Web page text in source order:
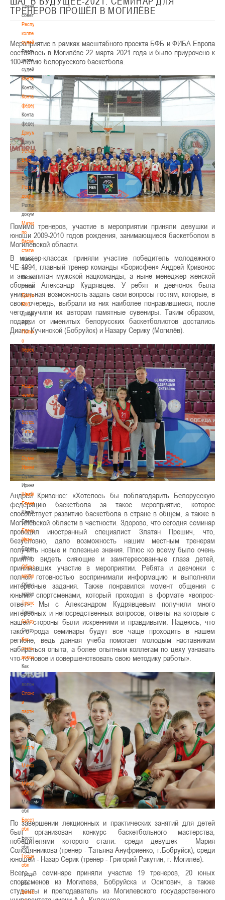
Тренерский
совет
Республиканская
коллегия
судей
Республиканская
коллегия
судей
Контакты
Контакты
Контакты
федерации
Контакты
федерации
Документы
Документы
Устав
БФБ
Устав
БФБ
Регламентирующие
документы
Регламентирующие
документы
Материалы
по
баскетбольной
статистике
Материалы
по
баскетбольной
статистике
Документы
РКС
Документы
РКС
Положение
о
переходах
Положение
о
переходах
Наши
чемпионы
Наши
чемпионы
Белошапко
Татьяна
Белошапко
Татьяна
Сумникова
Ирина
Сумникова
Ирина
Швайбович
Елена
Швайбович
Елена
Едешко
Иван
Едешко
Иван
Обучающие
материалы
Обучающие
материалы
Тренерам
Тренерам
Сотрудничество
Сотрудничество
Как
стать
волонтером
Как
стать
волонтером
Спонсоры
и
партнеры
Спонсоры
и
партнеры
Школы
Школы
Минск
Минск
Минская
обл
Минская
обл
Брестская
обл
Брестская
обл
Гродненская
обл
Гродненская
обл
Витебская
ТРЕНЕРОВ ПРОШЁЛ В МОГИЛЁВЕ
Мероприятие в рамках масштабного проекта БФБ и ФИБА Европа
состоялось в Могилёве 22 марта 2021 года и было приурочено к
100-летию белорусского баскетбола.
Помимо тренеров, участие в мероприятии приняли девушки и
юноши 2009-2010 годов рождения, занимающиеся баскетболом в
Могилевской области.
В мастер-классах приняли участие победитель молодежного
ЧЕ-1994, главный тренер команды «Борисфен» Андрей Кривонос
и экс-капитан мужской нацкоманды, а ныне менеджер женской
сборной Александр Кудрявцев. У ребят и девчонок была
уникальная возможность задать свои вопросы гостям, которые, в
свою очередь, выбрали из них наиболее понравившиеся, после
чего вручили их авторам памятные сувениры. Таким образом,
подарки от именитых белорусских баскетболистов достались
Диане Кучинской (Бобруйск) и Назару Серику (Могилёв).
Андрей Кривонос: «Хотелось бы поблагодарить Белорусскую
федерацию баскетбола за такое мероприятие, которое
способствует развитию баскетбола в стране в общем, а также в
Могилёвской области в частности. Здорово, что сегодня семинар
проводил иностранный специалист Златан Прешич, что,
безусловно, дало возможность нашим местным тренерам
получить новые и полезные знания. Плюс ко всему было очень
приятно видеть сияющие и заинтересованные глаза детей,
принимавших участие в мероприятии. Ребята и девчонки с
полной готовностью воспринимали информацию и выполняли
интересные задания. Также понравился момент общения с
юными спортсменами, который проходил в формате «вопрос-
ответ». Мы с Александром Кудрявцевым получили много
интересных и непосредственных вопросов, ответы на которые с
нашей стороны были искренними и правдивыми. Надеюсь, что
такого рода семинары будут все чаще проходить в нашем
регионе, ведь данная учеба помогает молодым наставникам
набираться опыта, а более опытным коллегам по цеху узнавать
что-то новое и совершенствовать свою методику работы».
По завершении лекционных и практических занятий для детей
был организован конкурс баскетбольного мастерства,
победителями которого стали: среди девушек - Мария
Солодянникова (тренер - Татьяна Ануфриенко, г.Бобруйск), среди
юношей - Назар Серик (тренер - Григорий Ракутин, г. Могилёв).
Всего в семинаре приняли участие 19 тренеров, 20 юных
спортсменов из Могилева, Бобруйска и Осипович, а также
студенты и преподаватель из Могилевского государственного